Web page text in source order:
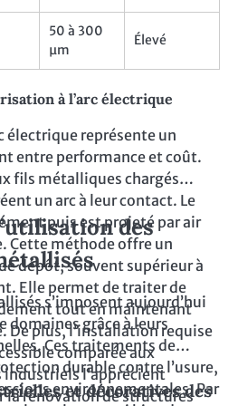
50 à 300
µm
Élevé
à l’arc électrique
électrique représente un
entre performance et coût.
fils métalliques chargés
un arc à leur contact. Le
puis est projeté par air
Cette méthode offre un
dépôt, souvent supérieur à
Elle permet de traiter de
tout en maintenant
De plus, l’installation requise
comparée aux
industriels l’apprécient
rénovation de structures
des
s’imposent aujourd’hui
domaines grâce à leurs
Ces traitements de
durable contre l’usure,
environnementales. Par
et décoratives des